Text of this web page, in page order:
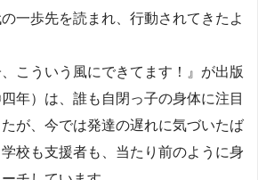
一歩先を読まれ、行動されてきたよ
こういう風にできてます！』が出版
年）は、誰も自閉っ子の身体に注目
が、今では発達の遅れに気づいたば
校も支援者も、当たり前のように身